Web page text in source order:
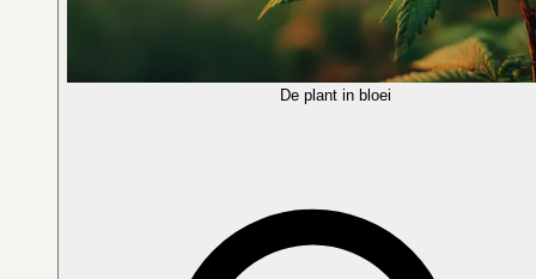
De plant in bloei